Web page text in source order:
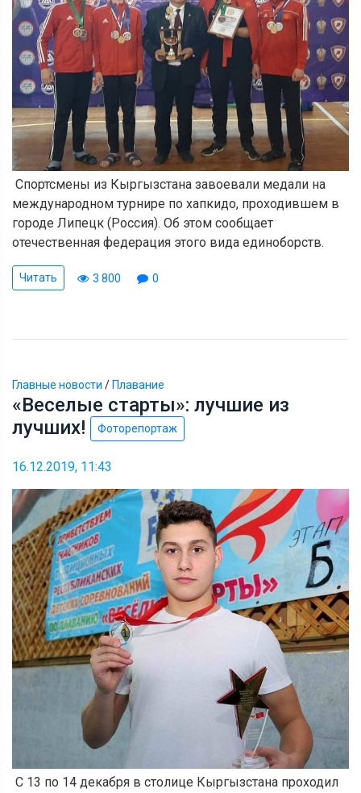
Спортсмены из Кыргызстана завоевали медали на
международном турнире по хапкидо, проходившем в
городе Липецк (Россия). Об этом сообщает
отечественная федерация этого вида единоборств.
Читать 3 800 0
Главные новости / Плавание
«Веселые старты»: лучшие из
лучших!
Фоторепортаж
16.12.2019, 11:43
С 13 по 14 декабря в столице Кыргызстана проходил